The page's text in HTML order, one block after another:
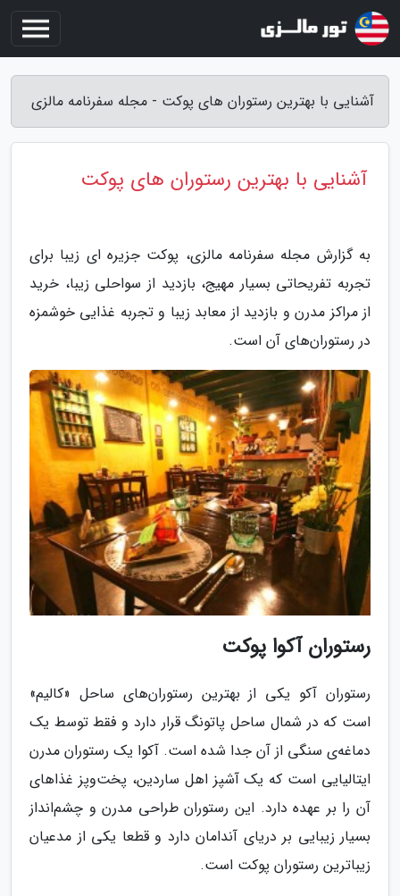
آشنایی با بهترین رستوران های پوکت - مجله سفرنامه مالزی
آشنایی با بهترین رستوران های پوکت
به گزارش مجله سفرنامه مالزی، پوکت جزیره ای زیبا برای
تجربه تفریحاتی بسیار مهیج، بازدید از سواحلی زیبا، خرید
از مراکز مدرن و بازدید از معابد زیبا و تجربه غذایی خوشمزه
در رستوران‌های آن است.
رستوران آکوا پوکت
رستوران آکو یکی از بهترین رستوران‌های ساحل «کالیم»
است که در شمال ساحل پاتونگ قرار دارد و فقط توسط یک
دماغه‌ی سنگی از آن جدا شده است. آکوا یک رستوران مدرن
ایتالیایی است که یک آشپز اهل ساردین، پخت‌وپز غذاهای
آن را بر عهده دارد. این رستوران طراحی مدرن و چشم‌انداز
بسیار زیبایی بر دریای آندامان دارد و قطعا یکی از مدعیان
زیباترین رستوران پوکت است.